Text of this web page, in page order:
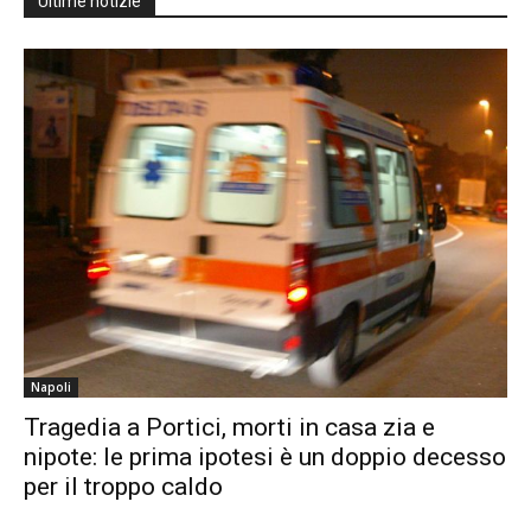
Napoli
Tragedia a Portici, morti in casa zia e
nipote: le prima ipotesi è un doppio decesso
per il troppo caldo